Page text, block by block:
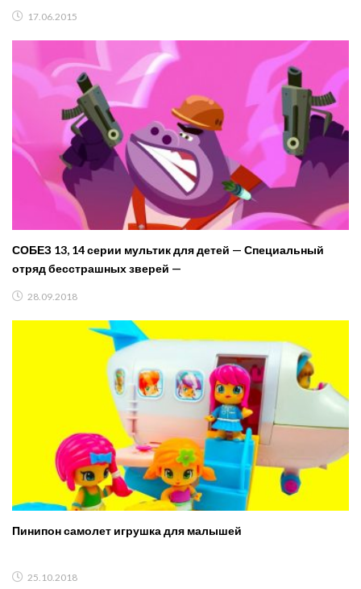
17.06.2015
СОБЕЗ 13, 14 серии мультик для детей — Специальный
отряд бесстрашных зверей —
28.09.2018
Пинипон самолет игрушка для малышей
25.10.2018